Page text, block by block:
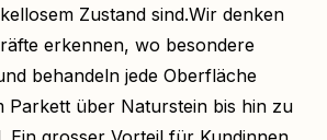
Zustand sind.Wir denken
erkennen, wo besondere
behandeln jede Oberfläche
Parkett über Naturstein bis hin zu